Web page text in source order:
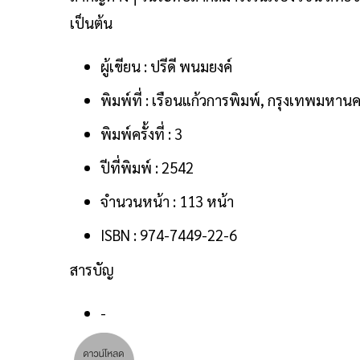
เป็นต้น
ผู้เขียน : ปรีดี พนมยงค์
พิมพ์ที่ : เรือนแก้วการพิมพ์, กรุงเทพมหาน
พิมพ์ครั้งที่ : 3
ปีที่พิมพ์ : 2542
จำนวนหน้า : 113 หน้า
ISBN : 974-7449-22-6
สารบัญ
-